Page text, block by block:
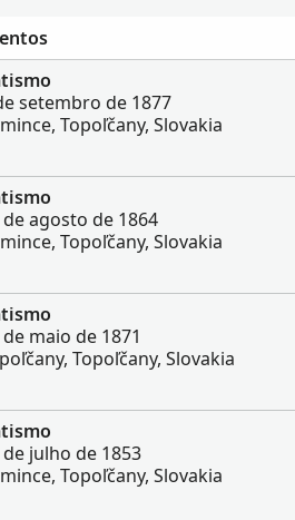
setembro de 1877
Topoľčany, Slovakia
de agosto de 1864
Topoľčany, Slovakia
maio de 1871
Topoľčany, Slovakia
de julho de 1853
Topoľčany, Slovakia